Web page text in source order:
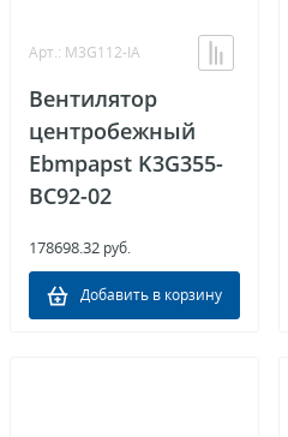
Арт.: M3G112-IA
Вентилятор
центробежный
Ebmpapst K3G355-
BC92-02
178698.32 руб.
Добавить в корзину